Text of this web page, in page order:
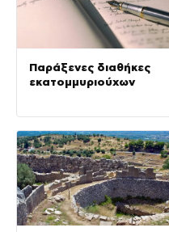
Παράξενες διαθήκες
εκατομμυριούχων